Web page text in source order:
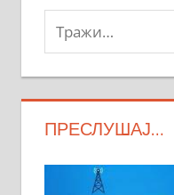
Тражи:
ПРЕСЛУШАЈ…